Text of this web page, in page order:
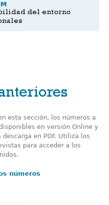
del entorno
esta sección, los números a
en versión Online y
en PDF. Utiliza los
para acceder a los
números